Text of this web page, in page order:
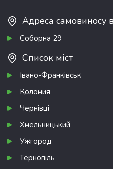
Адреса самовиносу
Соборна 29
Список міст
Івано-Франківськ
Коломия
Чернівці
Хмельницький
Ужгород
Тернопіль